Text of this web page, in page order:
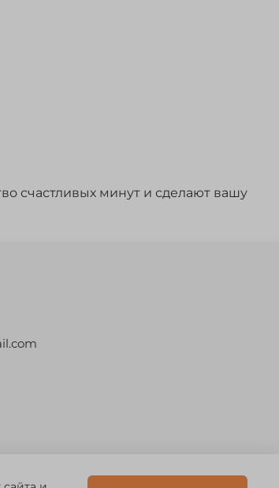
счастливых минут и сделают вашу